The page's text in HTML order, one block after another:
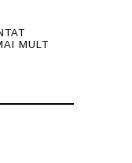
MULT